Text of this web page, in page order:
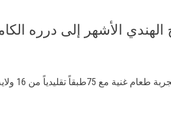
الأشهر إلى درره
تقليدياً من 16 ولاية وإقليماً